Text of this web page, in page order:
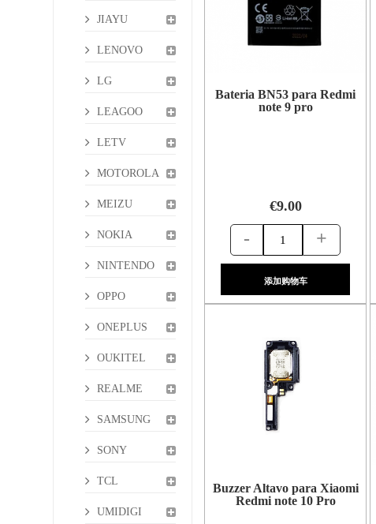
JIAYU
LENOVO
LG
LEAGOO
LETV
MOTOROLA
MEIZU
NOKIA
NINTENDO
OPPO
ONEPLUS
OUKITEL
REALME
SAMSUNG
SONY
TCL
UMIDIGI
Bateria BN53 para Redmi
note 9 pro
€9.00
- +
添加购物车
Buzzer Altavo para Xiaomi
Redmi note 10 Pro